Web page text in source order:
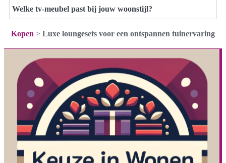
Welke tv-meubel past bij jouw woonstijl?
Kopen > Luxe loungesets voor een ontspannen tuinervaring